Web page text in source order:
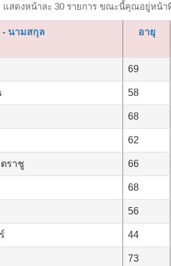
แสดงหน้าละ 30 รายการ ขณะนี้คุณอยู่หน้า
- นามสกุล อายุ
69
58
68
62
ราชู 66
68
56
44
73